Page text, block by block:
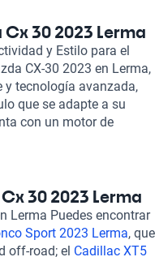
30 2023 Lerma
y Estilo para el
CX-30 2023 en Lerma,
y tecnología avanzada,
que se adapte a su
con un motor de
y 4 cilindros, ofrece un
a 6.9 litros cada 100
por su comodidad y
cinco pasajeros en
con un innovador
30 2023 Lerma
Lerma Puedes encontrar
Sport 2023 Lerma, que
off-road; el Cadillac XT5